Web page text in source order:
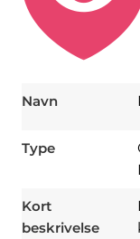
Navn
Type
Kort
beskrivelse